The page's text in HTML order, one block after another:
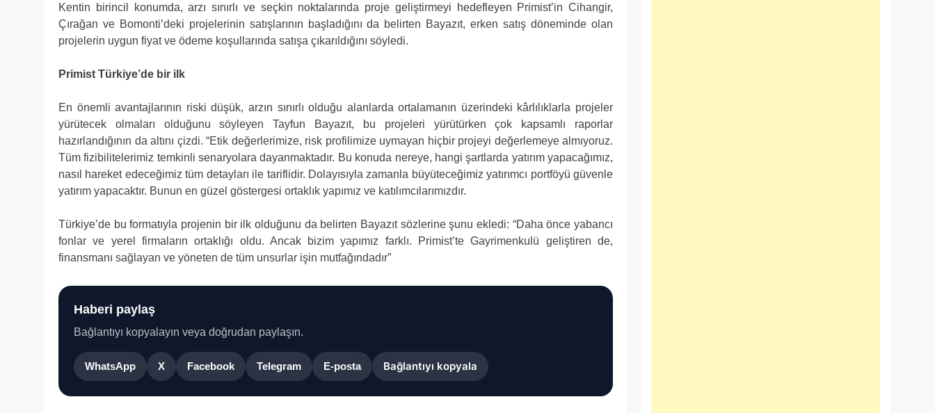
Kentin birincil konumda, arzı sınırlı ve seçkin noktalarında proje geliştirmeyi hedefleyen Primist’in Cihangir,
Çırağan ve Bomonti’deki projelerinin satışlarının başladığını da belirten Bayazıt, erken satış döneminde olan
projelerin uygun fiyat ve ödeme koşullarında satışa çıkarıldığını söyledi.
Primist Türkiye’de bir ilk
En önemli avantajlarının riski düşük, arzın sınırlı olduğu alanlarda ortalamanın üzerindeki kârlılıklarla projeler
yürütecek olmaları olduğunu söyleyen Tayfun Bayazıt, bu projeleri yürütürken çok kapsamlı raporlar
hazırlandığının da altını çizdi. “Etik değerlerimize, risk profilimize uymayan hiçbir projeyi değerlemeye almıyoruz.
Tüm fizibilitelerimiz temkinli senaryolara dayanmaktadır. Bu konuda nereye, hangi şartlarda yatırım yapacağımız,
nasıl hareket edeceğimiz tüm detayları ile tariflidir. Dolayısıyla zamanla büyüteceğimiz yatırımcı portföyü güvenle
yatırım yapacaktır. Bunun en güzel göstergesi ortaklık yapımız ve katılımcılarımızdır.
Türkiye’de bu formatıyla projenin bir ilk olduğunu da belirten Bayazıt sözlerine şunu ekledi: “Daha önce yabancı
fonlar ve yerel firmaların ortaklığı oldu. Ancak bizim yapımız farklı. Primist’te Gayrimenkulü geliştiren de,
finansmanı sağlayan ve yöneten de tüm unsurlar işin mutfağındadır”
Haberi paylaş
Bağlantıyı kopyalayın veya doğrudan paylaşın.
WhatsApp X Facebook Telegram E-posta Bağlantıyı kopyala